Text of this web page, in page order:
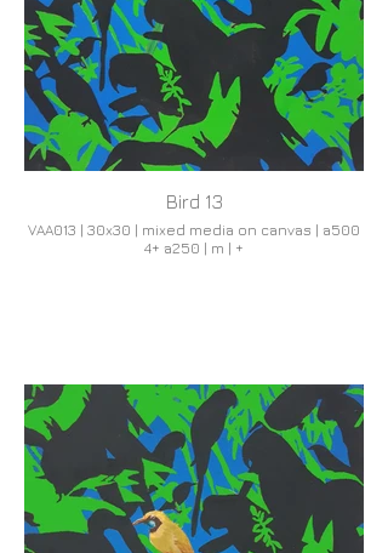
Bird 13
VAA013 | 30x30 | mixed media on canvas | a500
4+ a250 | m | +